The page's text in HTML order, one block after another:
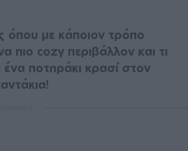
όπου με κάποιον τρόπο
πιο cozy περιβάλλον και τι
ένα ποτηράκι κρασί στον